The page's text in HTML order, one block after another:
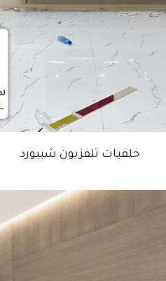
خلفيات تلفزيون شيبورد